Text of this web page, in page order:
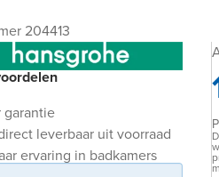
204413
garantie
leverbaar uit voorraad
ervaring in badkamers